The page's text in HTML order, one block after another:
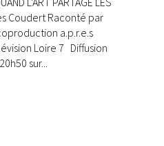
Coudert Raconté par
a.p.r.e.s
Loire 7 Diffusion
sur...